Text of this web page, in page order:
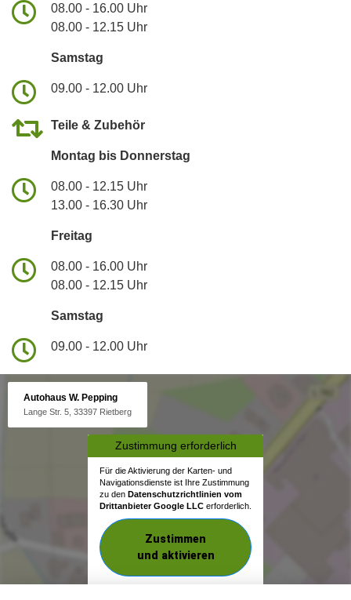
08.00 - 16.00 Uhr
08.00 - 12.15 Uhr
Samstag
09.00 - 12.00 Uhr
Teile & Zubehör
Montag bis Donnerstag
08.00 - 12.15 Uhr
13.00 - 16.30 Uhr
Freitag
08.00 - 16.00 Uhr
08.00 - 12.15 Uhr
Samstag
09.00 - 12.00 Uhr
Autohaus W. Pepping
Lange Str. 5, 33397 Rietberg
Zustimmung erforderlich
Für die Aktivierung der Karten- und
Navigationsdienste ist Ihre Zustimmung
zu den Datenschutzrichtlinien vom
Drittanbieter Google LLC erforderlich.
Zustimmen
und aktivieren